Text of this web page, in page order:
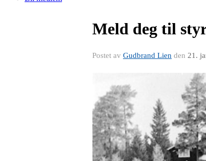
Meld deg til
Postet av Gudbrand Lien den 21.